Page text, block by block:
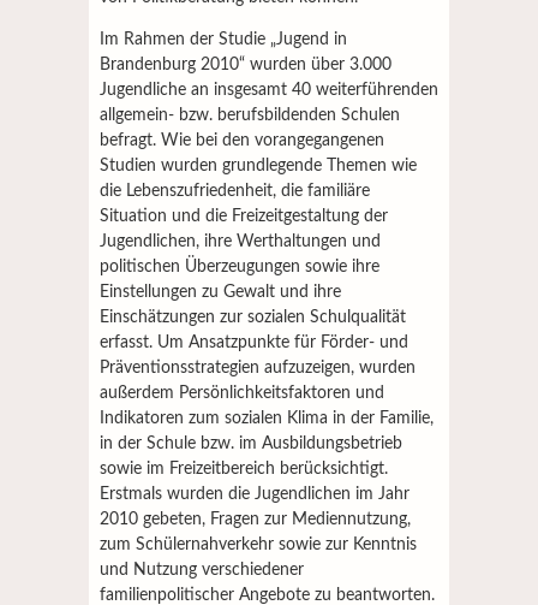
Im Rahmen der Studie „Jugend in
Brandenburg 2010“ wurden über 3.000
Jugendliche an insgesamt 40 weiterführenden
allgemein- bzw. berufsbildenden Schulen
befragt. Wie bei den vorangegangenen
Studien wurden grundlegende Themen wie
die Lebenszufriedenheit, die familiäre
Situation und die Freizeitgestaltung der
Jugendlichen, ihre Werthaltungen und
politischen Überzeugungen sowie ihre
Einstellungen zu Gewalt und ihre
Einschätzungen zur sozialen Schulqualität
erfasst. Um Ansatzpunkte für Förder- und
Präventionsstrategien aufzuzeigen, wurden
außerdem Persönlichkeitsfaktoren und
Indikatoren zum sozialen Klima in der Familie,
in der Schule bzw. im Ausbildungsbetrieb
sowie im Freizeitbereich berücksichtigt.
Erstmals wurden die Jugendlichen im Jahr
2010 gebeten, Fragen zur Mediennutzung,
zum Schülernahverkehr sowie zur Kenntnis
und Nutzung verschiedener
familienpolitischer Angebote zu beantworten.